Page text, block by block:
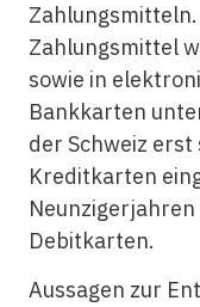
Zahlungsmittel
sowie in
Bankkarten
der Schweiz
Kreditkarten
Debitkarten.
Aussagen zur